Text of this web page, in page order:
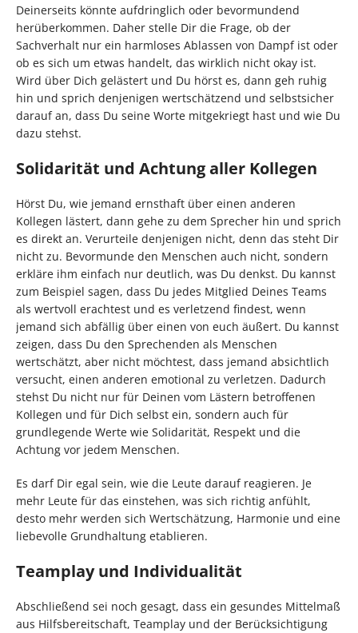
Deinerseits könnte aufdringlich oder bevormundend
herüberkommen. Daher stelle Dir die Frage, ob der
Sachverhalt nur ein harmloses Ablassen von Dampf ist oder
ob es sich um etwas handelt, das wirklich nicht okay ist.
Wird über Dich gelästert und Du hörst es, dann geh ruhig
hin und sprich denjenigen wertschätzend und selbstsicher
darauf an, dass Du seine Worte mitgekriegt hast und wie Du
dazu stehst.
Solidarität und Achtung aller Kollegen
Hörst Du, wie jemand ernsthaft über einen anderen
Kollegen lästert, dann gehe zu dem Sprecher hin und sprich
es direkt an. Verurteile denjenigen nicht, denn das steht Dir
nicht zu. Bevormunde den Menschen auch nicht, sondern
erkläre ihm einfach nur deutlich, was Du denkst. Du kannst
zum Beispiel sagen, dass Du jedes Mitglied Deines Teams
als wertvoll erachtest und es verletzend findest, wenn
jemand sich abfällig über einen von euch äußert. Du kannst
zeigen, dass Du den Sprechenden als Menschen
wertschätzt, aber nicht möchtest, dass jemand absichtlich
versucht, einen anderen emotional zu verletzen. Dadurch
stehst Du nicht nur für Deinen vom Lästern betroffenen
Kollegen und für Dich selbst ein, sondern auch für
grundlegende Werte wie Solidarität, Respekt und die
Achtung vor jedem Menschen.
Es darf Dir egal sein, wie die Leute darauf reagieren. Je
mehr Leute für das einstehen, was sich richtig anfühlt,
desto mehr werden sich Wertschätzung, Harmonie und eine
liebevolle Grundhaltung etablieren.
Teamplay und Individualität
Abschließend sei noch gesagt, dass ein gesundes Mittelmaß
aus Hilfsbereitschaft, Teamplay und der Berücksichtigung